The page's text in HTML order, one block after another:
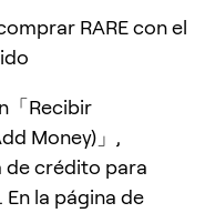
RARE con el
「Recibir
Money)」,
de crédito para
la página de